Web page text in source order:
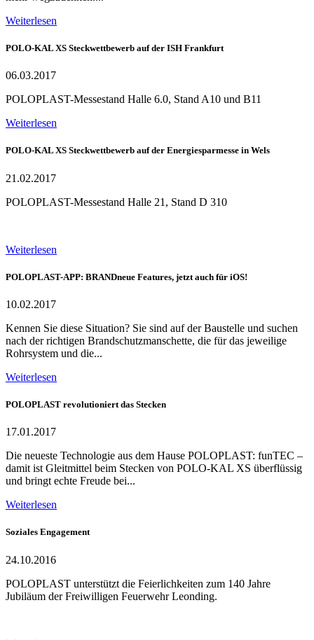
Weiterlesen
POLO-KAL XS Steckwettbewerb auf der ISH Frankfurt
06.03.2017
POLOPLAST-Messestand Halle 6.0, Stand A10 und B11
Weiterlesen
POLO-KAL XS Steckwettbewerb auf der Energiesparmesse in Wels
21.02.2017
POLOPLAST-Messestand Halle 21, Stand D 310
Weiterlesen
POLOPLAST-APP: BRANDneue Features, jetzt auch für iOS!
10.02.2017
Kennen Sie diese Situation? Sie sind auf der Baustelle und suchen
nach der richtigen Brandschutzmanschette, die für das jeweilige
Rohrsystem und die...
Weiterlesen
POLOPLAST revolutioniert das Stecken
17.01.2017
Die neueste Technologie aus dem Hause POLOPLAST: funTEC –
damit ist Gleitmittel beim Stecken von POLO-KAL XS überflüssig
und bringt echte Freude bei...
Weiterlesen
Soziales Engagement
24.10.2016
POLOPLAST unterstützt die Feierlichkeiten zum 140 Jahre
Jubiläum der Freiwilligen Feuerwehr Leonding.